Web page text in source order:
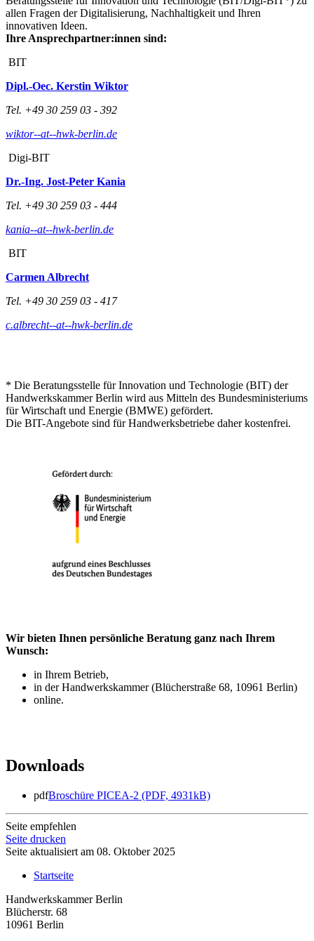
allen Fragen der Digitalisierung, Nachhaltigkeit und Ihren
innovativen Ideen.
Ihre Ansprechpartner:innen sind:
BIT
Dipl.-Oec. Kerstin Wiktor
Tel. +49 30 259 03 - 392
wiktor--at--hwk-berlin.de
Digi-BIT
Dr.-Ing. Jost-Peter Kania
Tel. +49 30 259 03 - 444
kania--at--hwk-berlin.de
BIT
Carmen Albrecht
Tel. +49 30 259 03 - 417
c.albrecht--at--hwk-berlin.de
* Die Beratungsstelle für Innovation und Technologie (BIT) der
Handwerkskammer Berlin wird aus Mitteln des Bundesministeriums
für Wirtschaft und Energie (BMWE) gefördert.
Die BIT-Angebote sind für Handwerksbetriebe daher kostenfrei.
Wir bieten Ihnen persönliche Beratung ganz nach Ihrem
Wunsch:
in Ihrem Betrieb,
in der Handwerkskammer (Blücherstraße 68, 10961 Berlin)
online.
Downloads
pdfBroschüre PICEA-2 (PDF, 4931kB)
Seite empfehlen
Seite drucken
Seite aktualisiert am 08. Oktober 2025
Startseite
Handwerkskammer Berlin
Blücherstr. 68
10961 Berlin